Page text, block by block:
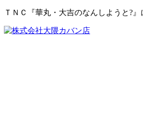
ＴＮＣ『華丸・大吉のなんしようと?